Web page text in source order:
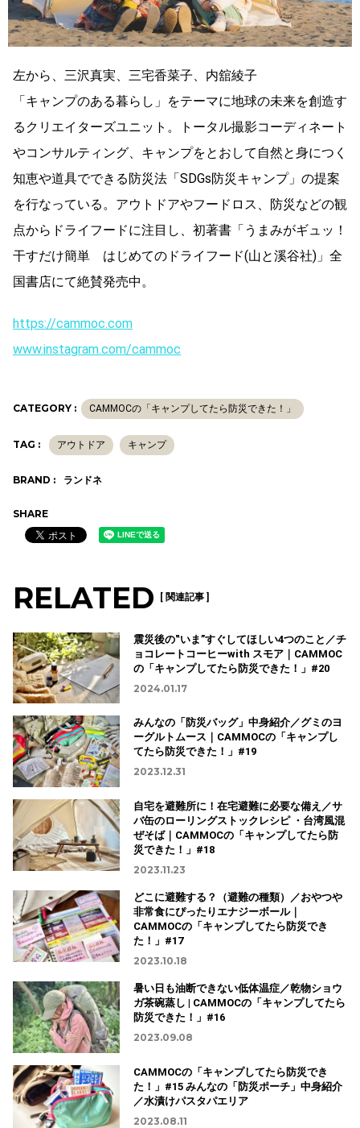
左から、三沢真実、三宅香菜子、内舘綾子
「キャンプのある暮らし」をテーマに地球の未来を創造す
るクリエイターズユニット。トータル撮影コーディネート
やコンサルティング、キャンプをとおして自然と身につく
知恵や道具でできる防災法「SDGs防災キャンプ」の提案
を行なっている。アウトドアやフードロス、防災などの観
点からドライフードに注目し、初著書「うまみがギュッ！
干すだけ簡単 はじめてのドライフード(山と溪谷社)」全
国書店にて絶賛発売中。
https://cammoc.com
www.instagram.com/cammoc
CATEGORY : CAMMOCの「キャンプしてたら防災できた！」
TAG : アウトドア キャンプ
BRAND : ランドネ
SHARE
RELATED [ 関連記事 ]
震災後の‟いま”すぐしてほしい4つのこと／チ
ョコレートコーヒーwith スモア｜CAMMOC
の「キャンプしてたら防災できた！」#20
2024.01.17
みんなの「防災バッグ」中身紹介／グミのヨ
ーグルトムース｜CAMMOCの「キャンプし
てたら防災できた！」#19
2023.12.31
自宅を避難所に！在宅避難に必要な備え／サ
バ缶のローリングストックレシピ ・台湾風混
ぜそば｜CAMMOCの「キャンプしてたら防
災できた！」#18
2023.11.23
どこに避難する？（避難の種類）／おやつや
非常食にぴったりエナジーボール｜
CAMMOCの「キャンプしてたら防災でき
た！」#17
2023.10.18
暑い日も油断できない低体温症／乾物ショウ
ガ茶碗蒸し | CAMMOCの「キャンプしてたら
防災できた！」#16
2023.09.08
CAMMOCの「キャンプしてたら防災でき
た！」#15 みんなの「防災ポーチ」中身紹介
／水漬けパスタパエリア
2023.08.11